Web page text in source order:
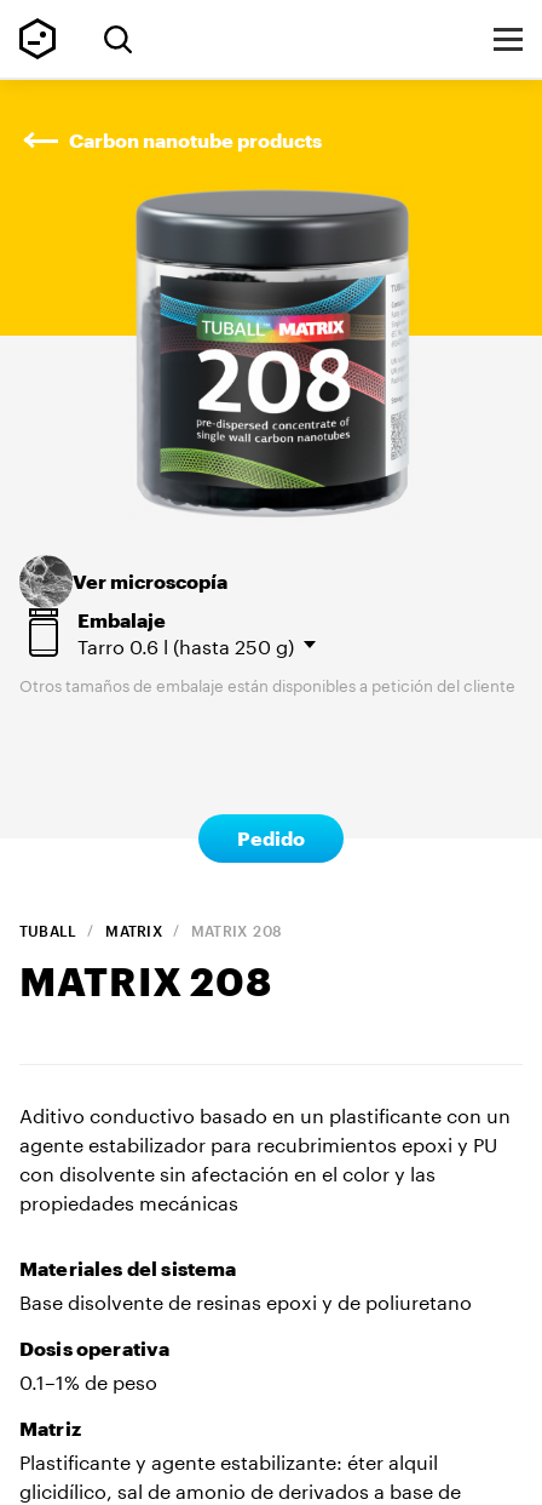
Carbon nanotube products
Embalaje
Tarro 0.6 l (hasta 250 g)
Otros tamaños de embalaje están disponibles a petición del cliente
Ver microscopía
TUBALL MATRIX MATRIX 208
MATRIX208
Pedido
Aditivo conductivo basado en un plastificante con un
agente estabilizador para recubrimientos epoxi y PU
con disolvente sin afectación en el color y las
propiedades mecánicas
Materiales del sistema
Base disolvente de resinas epoxi y de poliuretano
Dosis operativa
0.1–1% de peso
Matriz
Plastificante y agente estabilizante: éter alquil
glicidílico, sal de amonio de derivados a base de